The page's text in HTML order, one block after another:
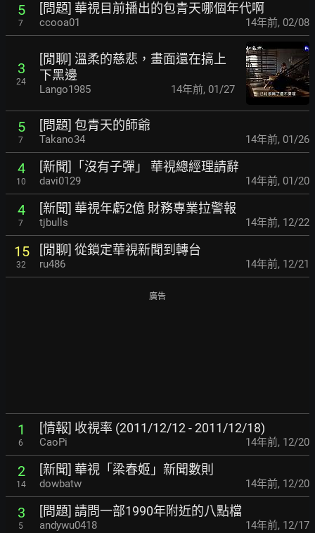
5
7
[問題] 華視目前播出的包青天哪個年代啊
ccooa01 14年前, 02/08
3
24
[閒聊] 溫柔的慈悲，畫面還在搞上
下黑邊
Lango1985 14年前, 01/27
5
7
[問題] 包青天的師爺
Takano34 14年前, 01/26
4
10
[新聞]「沒有子彈」 華視總經理請辭
davi0129 14年前, 01/20
4
7
[新聞] 華視年虧2億 財務專業拉警報
tjbulls 14年前, 12/22
15
32
[閒聊] 從鎖定華視新聞到轉台
ru486 14年前, 12/21
廣告
1
6
[情報] 收視率 (2011/12/12 - 2011/12/18)
CaoPi 14年前, 12/20
2
14
[新聞] 華視「梁春姬」新聞數則
dowbatw 14年前, 12/20
3
5
[問題] 請問一部1990年附近的八點檔
andywu0418 14年前, 12/17